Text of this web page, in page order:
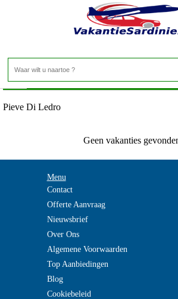
Vakantie Sardinie - Ledromeer -
Home>
Pieve Di Ledro
Geen vakanties
Menu
Contact
Offerte Aanvraag
Nieuwsbrief
Over Ons
Algemene Voorwaarden
Top Aanbiedingen
Blog
Cookiebeleid